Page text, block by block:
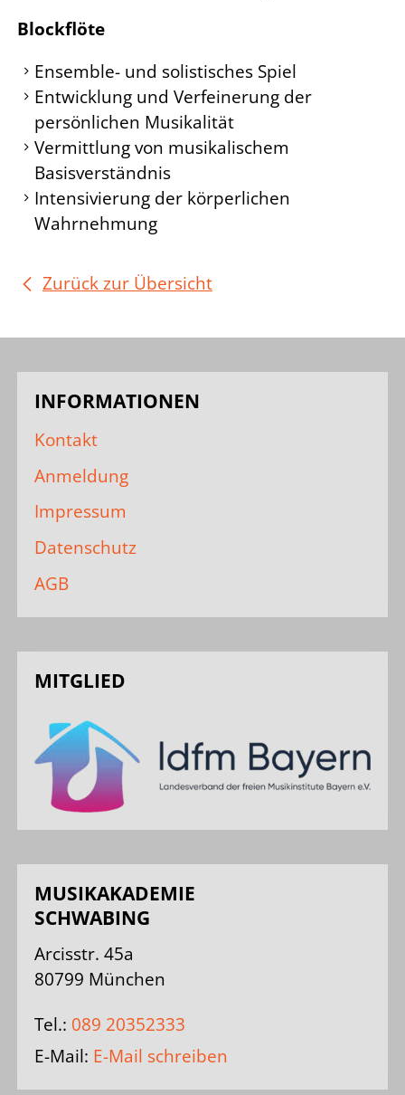
Blockflöte
Ensemble- und solistisches Spiel
Entwicklung und Verfeinerung der
persönlichen Musikalität
Vermittlung von musikalischem
Basisverständnis
Intensivierung der körperlichen
Wahrnehmung
Zurück zur Übersicht
INFORMATIONEN
Kontakt
Anmeldung
Impressum
Datenschutz
AGB
MITGLIED
MUSIKAKADEMIE
SCHWABING
Arcisstr. 45a
80799 München
Tel.: 089 20352333
E-Mail: E-Mail schreiben